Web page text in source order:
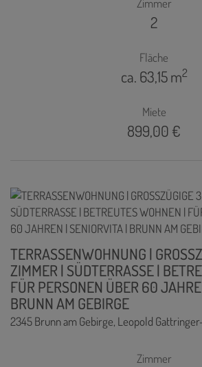
Zimmer
2
Fläche
ca. 63,15 m2
Miete
899,00 €
TERRASSENWOHNUNG |
ZIMMER | SÜDTERRASSE |
FÜR PERSONEN ÜBER 60
BRUNN AM GEBIRGE
2345 Brunn am Gebirge, Leopold
Zimmer